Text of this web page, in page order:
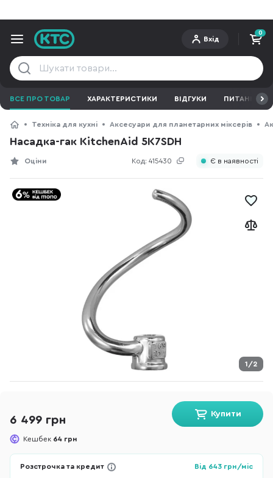
Вхід
0
ВСЕ ПРО ТОВАР ХАРАКТЕРИСТИКИ ВІДГУКИ ПИТАННЯ ТА
Техніка для кухні Аксесуари для планетарних міксерів
Насадка-гак KitchenAid 5K7SDH
Код: 415430
Оціни Є в наявності
1/2
6 499 грн
Кешбек 64 грн
Купити
Розстрочка та кредит Від 643 грн/міс